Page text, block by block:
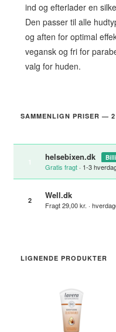
ind og efterlader en
Den passer til alle
og aften for optimal
vegansk og fri for
valg for huden.
SAMMENLIGN PRISER —
helsebixen.dk
Gratis fragt · 1-3
2 Well.dk
Fragt 29,00 kr. ·
LIGNENDE PRODUKTER